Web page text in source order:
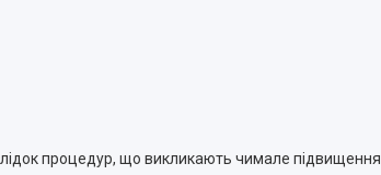
процедур, що викликають чимале підвищення